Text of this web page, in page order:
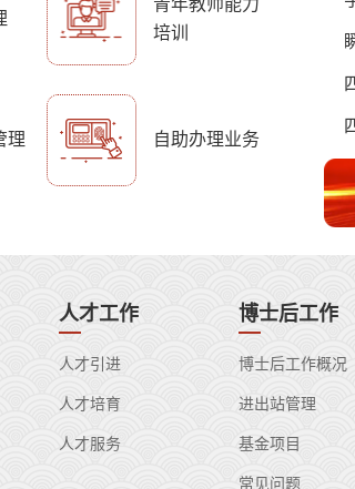
培训
理 自助办理业务
肖阳敏
人才工作
人才引进
人才培育
人才服务
博士后工作
博士后工作概况
进出站管理
基金项目
常见问题